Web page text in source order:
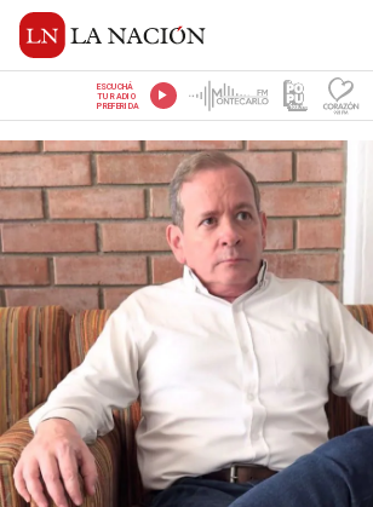
ESCUCHÁ
TU RADIO
PREFERIDA